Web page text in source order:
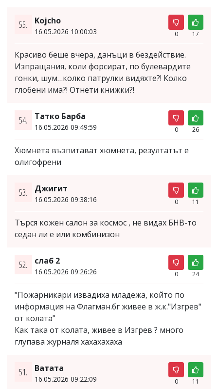
55. Kojcho
16.05.2026 10:00:03 0 17
Красиво беше вчера, данъци в бездействие.
Изпращания, коли форсират, по булевардите
гонки, шум…колко патрулки видяхте?! Колко
глобени има?! Отнети книжки?!
54. Татко Барба
16.05.2026 09:49:59 0 26
Хюмнета възпитават хюмнета, резултатът е
олигофрени
53. Джигит
16.05.2026 09:38:16 0 11
Търся кожен салон за космос , не видах БНВ-то
седан ли е или комбинизон
52. слаб 2
16.05.2026 09:26:26 0 24
"Пожарникари извадиха младежа, който по
информация на Флагман.бг живее в ж.к."Изгрев"
от колата"
Как така от колата, живее в Изгрев ? много
глупава журналя хахахахаха
51. Ватата
16.05.2026 09:22:09 0 11